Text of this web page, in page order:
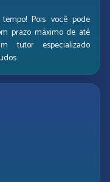
Pois você pode
prazo máximo de até
tutor especializado